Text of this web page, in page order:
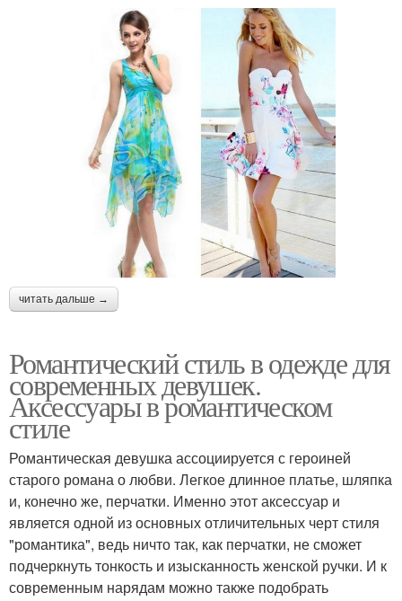
читать дальше →
Романтический стиль в одежде для
современных девушек.
Аксессуары в романтическом
стиле
Романтическая девушка ассоциируется с героиней
старого романа о любви. Легкое длинное платье, шляпка
и, конечно же, перчатки. Именно этот аксессуар и
является одной из основных отличительных черт стиля
"романтика", ведь ничто так, как перчатки, не сможет
подчеркнуть тонкость и изысканность женской ручки. И к
современным нарядам можно также подобрать